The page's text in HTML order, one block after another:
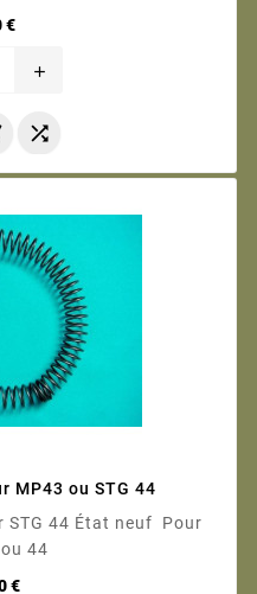
€Prix
add

MP43 ou STG 44
neuf Pour
44
€Prix